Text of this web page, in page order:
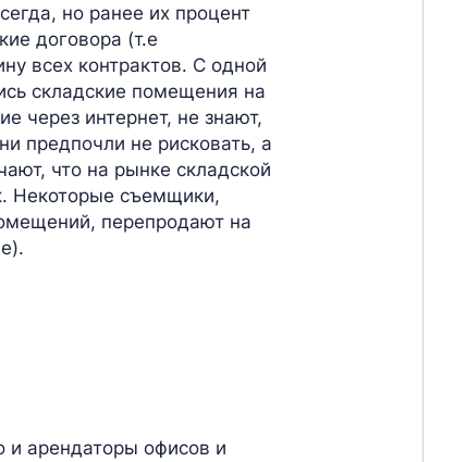
но ранее их процент
договора (т.е
всех контрактов. С одной
складские помещения на
через интернет, не знают,
предпочли не рисковать, а
что на рынке складской
Некоторые съемщики,
перепродают на
арендаторы офисов и